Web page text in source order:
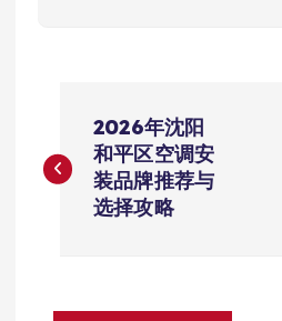
章
2026年沈阳
和平区空调安
装品牌推荐与
选择攻略